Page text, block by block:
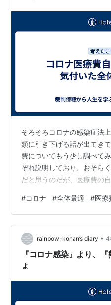
そろそろコロナの感染症法
類に引き下げる話が出てき
費についてもう少し調べて
ぞれ説明しており、おそら
だと思うのだが、医療費の
で。
は、陽性確定診断後の治療
果判明までに時間を要し、
った場合の医療費は同日で
型コロナ感染症の療養期間
いては、公…
#コロナ #全体最適 #医療
rainbow-konan’s diary • 4
『コロナ感染』より、
ょ